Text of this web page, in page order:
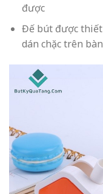
được
Đế bút được thiết
dán chặc trên